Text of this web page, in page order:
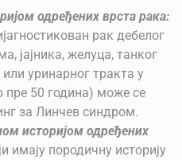
одређених врста рака:
рак дебелог
јајника, желуца, танког
уринарног тракта у
пре 50 година) може се
за Линчев синдром.
историјом одређених
имају породичну историју